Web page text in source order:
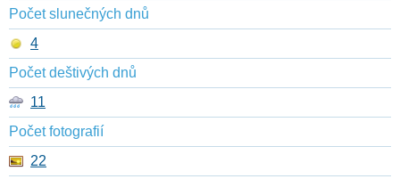
Počet slunečných dnů
4
Počet deštivých dnů
11
Počet fotografií
22